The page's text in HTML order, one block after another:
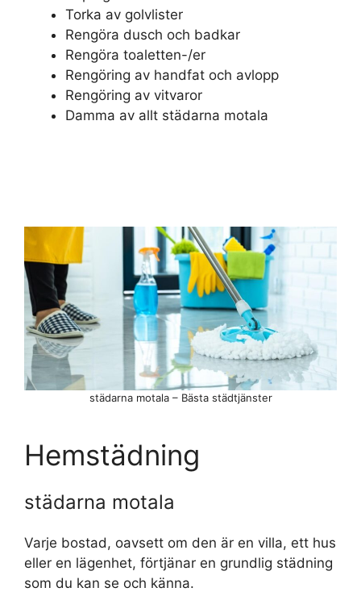
Torka av golvlister
Rengöra dusch och badkar
Rengöra toaletten-/er
Rengöring av handfat och avlopp
Rengöring av vitvaror
Damma av allt städarna motala
städarna motala – Bästa städtjänster
Hemstädning
städarna motala
Varje bostad, oavsett om den är en villa, ett hus
eller en lägenhet, förtjänar en grundlig städning
som du kan se och känna.